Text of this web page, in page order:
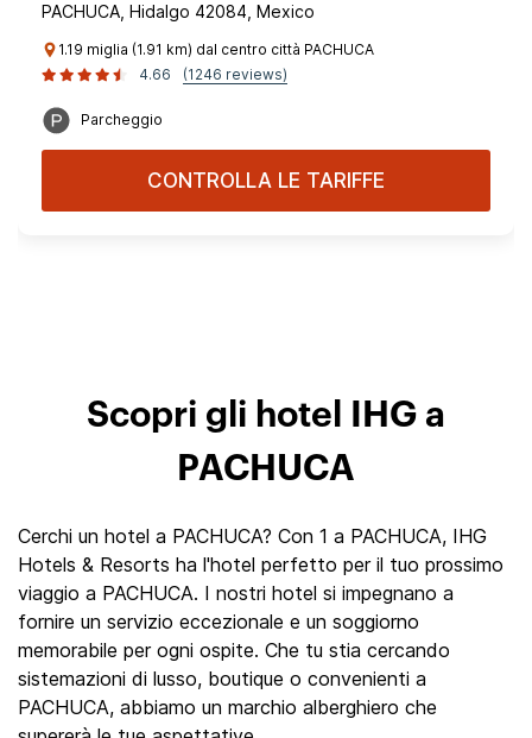
PACHUCA, Hidalgo 42084, Mexico
1.19 miglia (1.91 km) dal centro città PACHUCA
4.66
(1246 reviews)
Parcheggio
CONTROLLA LE TARIFFE
Scopri gli hotel IHG a
PACHUCA
Cerchi un hotel a PACHUCA? Con 1 a PACHUCA, IHG
Hotels & Resorts ha l'hotel perfetto per il tuo prossimo
viaggio a PACHUCA. I nostri hotel si impegnano a
fornire un servizio eccezionale e un soggiorno
memorabile per ogni ospite. Che tu stia cercando
sistemazioni di lusso, boutique o convenienti a
PACHUCA, abbiamo un marchio alberghiero che